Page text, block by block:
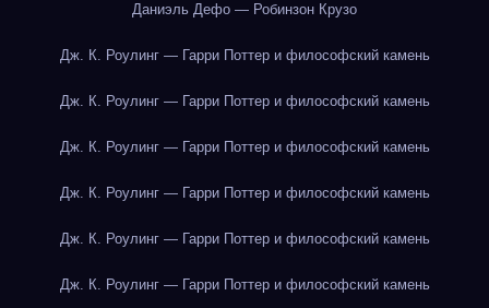
Даниэль Дефо — Робинзон Крузо
Дж. К. Роулинг — Гарри Поттер и философский камень
Дж. К. Роулинг — Гарри Поттер и философский камень
Дж. К. Роулинг — Гарри Поттер и философский камень
Дж. К. Роулинг — Гарри Поттер и философский камень
Дж. К. Роулинг — Гарри Поттер и философский камень
Дж. К. Роулинг — Гарри Поттер и философский камень